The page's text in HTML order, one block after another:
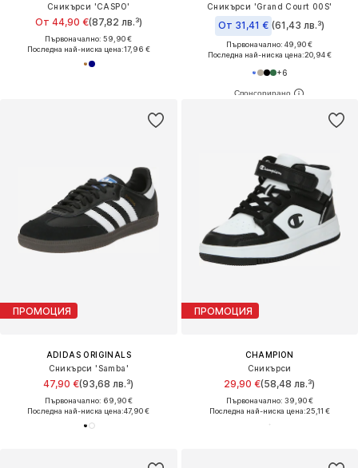
Сникърси 'CASPO'
От 44,90 €(87,82 лв.³)
Първоначално: 59,90 €
Последна най-ниска цена:17,96 €
Сникърси 'Grand Court 00S'
От 31,41 € (61,43 лв.³)
Първоначално: 49,90 €
Последна най-ниска цена:20,94 €
+6
ПРОМОЦИЯ
ADIDAS ORIGINALS
Сникърси 'Samba'
47,90 €(93,68 лв.³)
Първоначално: 69,90 €
Последна най-ниска цена:47,90 €
ПРОМОЦИЯ
CHAMPION
Сникърси
29,90 €(58,48 лв.³)
Първоначално: 39,90 €
Последна най-ниска цена:25,11 €